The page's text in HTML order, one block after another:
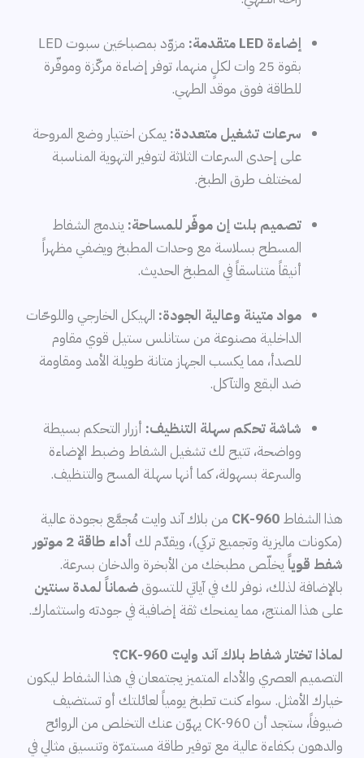
إضاءة LED متقدمة:
مزوّد بمصباحَين سبوت LED
بقوة 25 وات لكلٍ منهما، توفر إضاءة مركّزة وموفّرة
للطاقة فوق موقد الطهي.
سرعات تشغيل متعددة: يمكن اختيار وضع المروحة
على إحدى السرعات الثلاثة لتوفير التهوية المناسبة
لمختلف طرق الطبخ.
تصميم بلت إن موفّر للمساحة: يندمج الشفاط
المسطح بسلاسة مع وحدات المطبخ ويضفي مظهراً
أنيقاً متناسقاً في المطبخ الحديث.
مواد متينة وعالية الجودة: الهيكل الخارجي واللوحّات
الداخلية مصنوعة من ستانلس ستيل قوي مقاوم
للصدأ، مما يكسب الجهاز متانة طويلة الأمد ومقاومة
ضد البقع والتآكل.
شاشة تحكم سهلة التنظيف: أزرار التحكم بسيطة
وواضحة، تتيح لك تشغيل الشفاط وضبط الإضاءة
والسرعة بسهولة، كما أنها سهلة المسح والتنظيف.
هذا الشفاطCK-960 من بلاك آند وايت مُجمَّع بجودة عالية
(مكونات ماليزية وتجميع تركي)، ويقدّم لك
أداء طاقة 2 موتور
شفط قوياً يخلّص مطبخك من الأبخرة والدخان بسرعة.
بالإضافة لذلك، نوفر لك في آياتي للتسوقضماناً لمدة سنتين
على هذا المنتج، مما يمنحك ثقة إضافية في جودته واستثمارك.
لماذا تختار شفاط بلاك آند وايت CK-960؟
التصميم العصري والأداء المتميز يجتمعان في هذا الشفاط ليكون
خيارك الأمثل. سواء كنت تطبخ يومياً لعائلتك أو تستضيف
ضيوفاً، ستجد أن CK-960 يهوّن عنك التخلص من الروائح
والدهون بكفاءة عالية مع توفير طاقة مستمرّة وتنسيق مثالي في